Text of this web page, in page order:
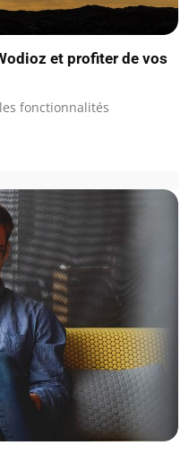
et profiter de vos
fonctionnalités